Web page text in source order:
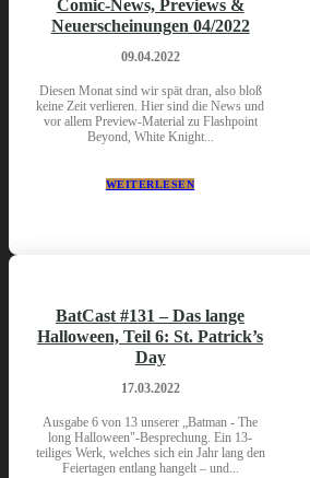
Comic-News, Previews &
Neuerscheinungen 04/2022
09.04.2022
Diesen Monat sind wir spät dran, also bloß
keine Zeit verlieren. Hier sind die News und
vor allem Preview-Material zu Flashpoint
Beyond, White Knight...
WEITERLESEN
BatCast #131 – Das lange
Halloween, Teil 6: St. Patrick’s
Day
17.03.2022
Ausgabe 6 von 13 unserer „Batman - The
long Halloween"-Besprechung. Ein 13-
teiliges Werk, welches sich ein Jahr lang den
Feiertagen entlang hangelt – und...